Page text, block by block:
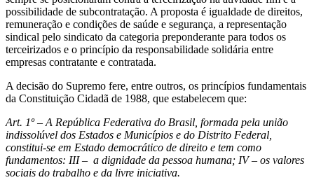
possibilidade de subcontratação. A proposta é igualdade de direitos,
remuneração e condições de saúde e segurança, a representação
sindical pelo sindicato da categoria preponderante para todos os
terceirizados e o princípio da responsabilidade solidária entre
empresas contratante e contratada.
A decisão do Supremo fere, entre outros, os princípios fundamentais
da Constituição Cidadã de 1988, que estabelecem que:
Art. 1º – A República Federativa do Brasil, formada pela união
indissolúvel dos Estados e Municípios e do Distrito Federal,
constitui-se em Estado democrático de direito e tem como
fundamentos: III – a dignidade da pessoa humana; IV – os valores
sociais do trabalho e da livre iniciativa.